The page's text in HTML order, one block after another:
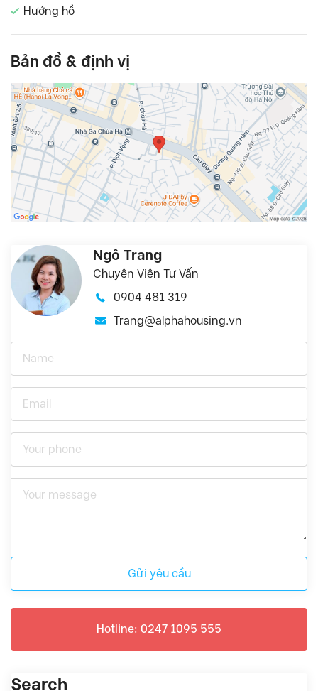
Hướng hồ
Bản đồ & định vị
Ngô Trang
Chuyên Viên Tư Vấn
0904 481 319
Trang@alphahousing.vn
Gửi yêu cầu
Hotline: 0247 1095 555
Search